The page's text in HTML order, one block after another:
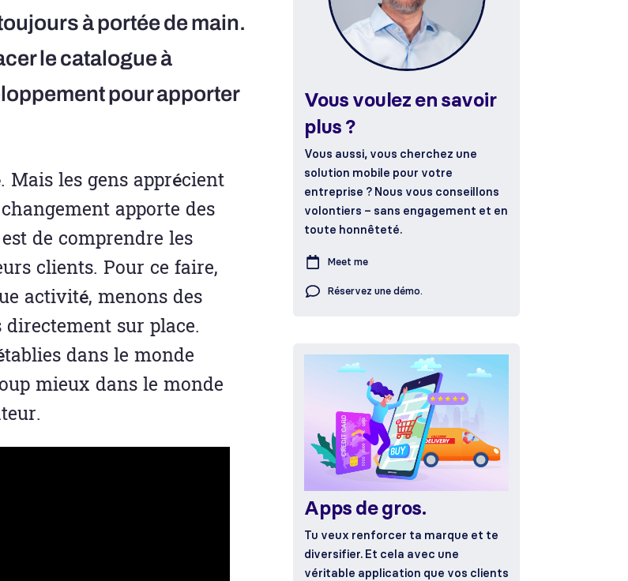
à portée de main.
le catalogue à
pour apporter
les gens apprécient
apporte des
de comprendre les
clients. Pour ce faire,
activité, menons des
sur place.
dans le monde
mieux dans le monde
Vous voulez en savoir
plus ?
Vous aussi, vous cherchez une
solution mobile pour votre
entreprise ? Nous vous conseillons
volontiers – sans engagement et en
toute honnêteté.
Meet me
Réservez une démo.
Apps de gros.
Tu veux renforcer ta marque et te
diversifier. Et cela avec une
véritable application que vos clients